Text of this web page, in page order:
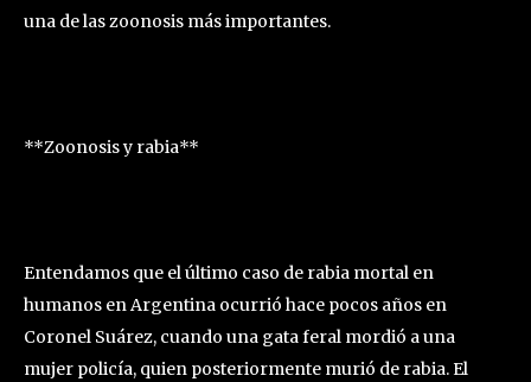
una de las zoonosis más importantes.
**Zoonosis y rabia**
Entendamos que el último caso de rabia mortal en
humanos en Argentina ocurrió hace pocos años en
Coronel Suárez, cuando una gata feral mordió a una
mujer policía, quien posteriormente murió de rabia. El